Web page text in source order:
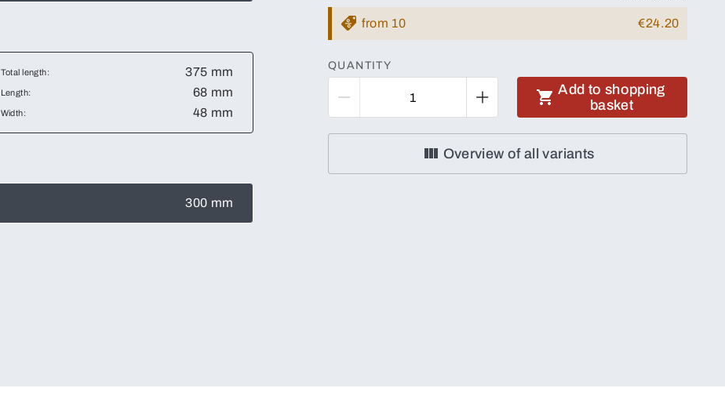
Total length: 375 mm
Length: 68 mm
Width: 48 mm
300 mm
from 10 €24.20
QUANTITY
Add to shopping
basket
Overview of all variants